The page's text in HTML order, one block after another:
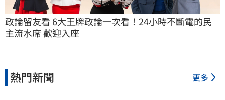
政論留友看 6大王牌政論一次看！24小時不斷電的民
主流水席 歡迎入座
熱門新聞 更多